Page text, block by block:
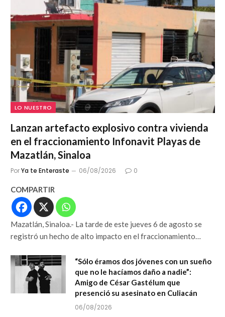
LO NUESTRO
Lanzan artefacto explosivo contra vivienda
en el fraccionamiento Infonavit Playas de
Mazatlán, Sinaloa
PorYa te Enteraste 06/08/2026 0
COMPARTIR
Mazatlán, Sinaloa.- La tarde de este jueves 6 de agosto se
registró un hecho de alto impacto en el fraccionamiento…
“Sólo éramos dos jóvenes con un sueño
que no le hacíamos daño a nadie”:
Amigo de César Gastélum que
presenció su asesinato en Culiacán
06/08/2026